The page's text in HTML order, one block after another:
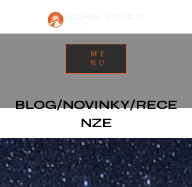
ME
NU
BLOG/NOVINKY/RECE
NZE